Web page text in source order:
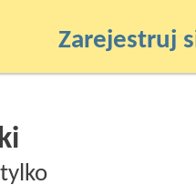
Zarejestruj